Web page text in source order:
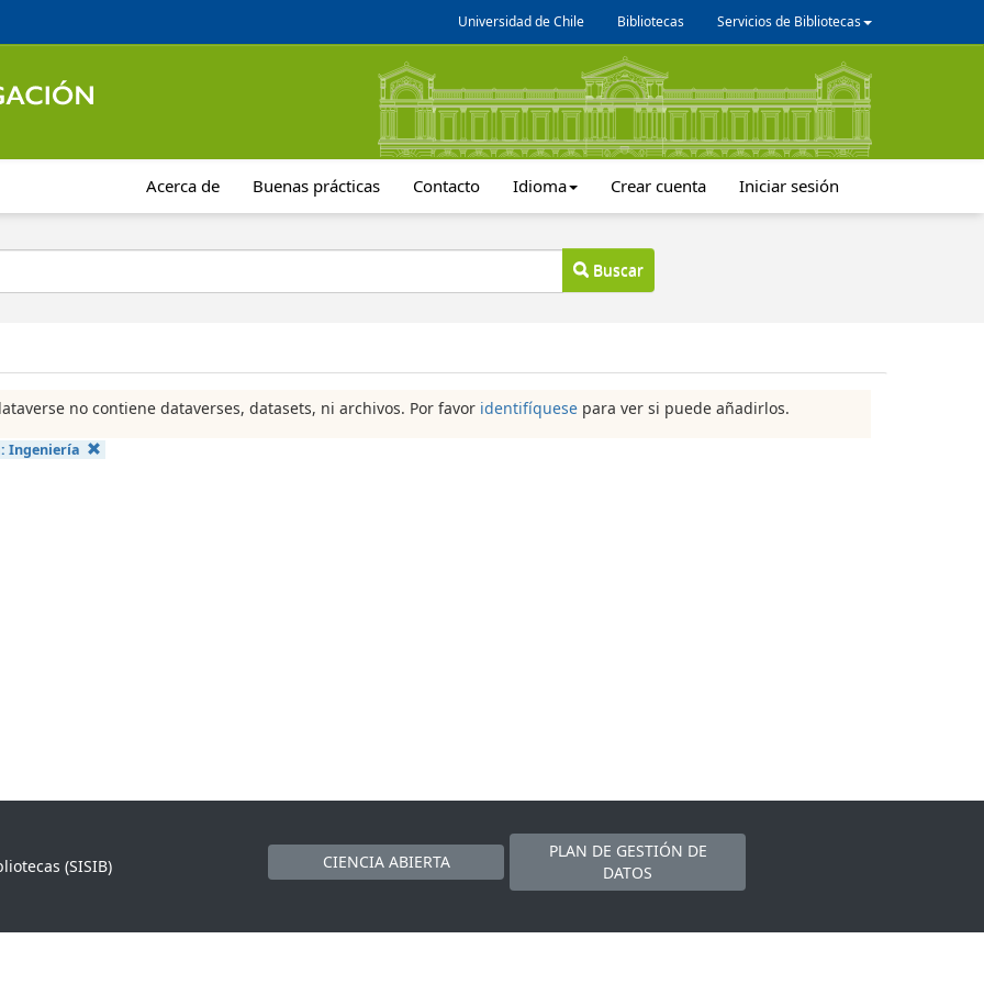
Universidad de Chile Bibliotecas Servicios de Bibliotecas
Acerca de Buenas prácticas Contacto Idioma Crear cuenta Iniciar sesión
Buscar
no contiene dataverses, datasets, ni archivos. Por favor identifíquese para ver si puede añadirlos.
Ingeniería
(SISIB)
CIENCIA ABIERTA
PLAN DE GESTIÓN DE
DATOS